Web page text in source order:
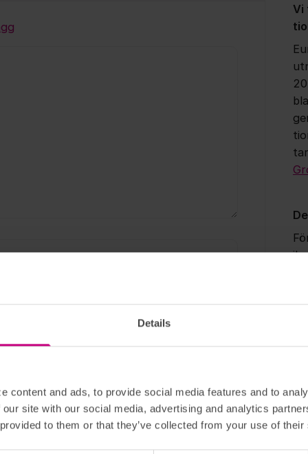
Details
content and ads, to provide social media features and to
site with our social media, advertising and analytics
to them or that they’ve collected from your use of
Vi